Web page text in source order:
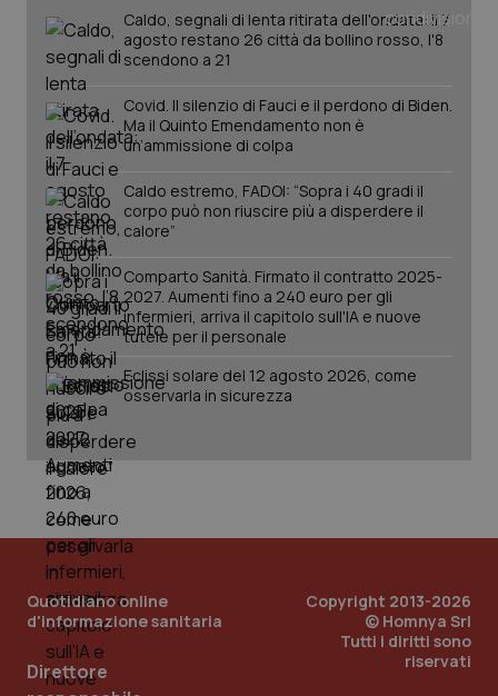
Caldo, segnali di lenta ritirata dell'ondata: il 7
agosto restano 26 città da bollino rosso, l'8
scendono a 21
Covid. Il silenzio di Fauci e il perdono di Biden.
Ma il Quinto Emendamento non è
un’ammissione di colpa
Caldo estremo, FADOI: “Sopra i 40 gradi il
corpo può non riuscire più a disperdere il
calore”
Comparto Sanità. Firmato il contratto 2025-
2027. Aumenti fino a 240 euro per gli
infermieri, arriva il capitolo sull'IA e nuove
tutele per il personale
Eclissi solare del 12 agosto 2026, come
osservarla in sicurezza
Quotidiano online
d'informazione sanitaria
Direttore
Copyright 2013-2026
© Homnya Srl
Tutti i diritti sono
riservati
_ga
Google LLC
.quotidianosanita.it
PHPSESSID